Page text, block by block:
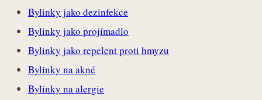
Bylinky jako dezinfekce
Bylinky jako projímadlo
Bylinky jako repelent proti hmyzu
Bylinky na akné
Bylinky na alergie